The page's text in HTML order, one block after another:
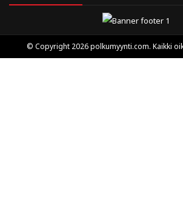
© Copyright 2026 polkumyynti.com. Kaikki